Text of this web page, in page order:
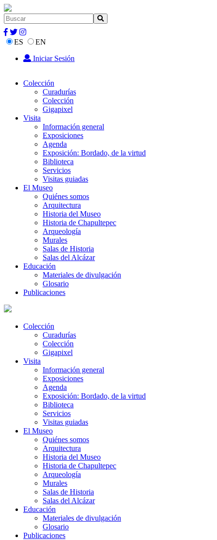
ES
EN
Iniciar Sesión
Colección
Curadurías
Colección
Gigapixel
Visita
Información general
Exposiciones
Agenda
Exposición: Bordado, de la virtud
Biblioteca
Servicios
Visitas guiadas
El Museo
Quiénes somos
Arquitectura
Historia del Museo
Historia de Chapultepec
Arqueología
Murales
Salas de Historia
Salas del Alcázar
Educación
Materiales de divulgación
Glosario
Publicaciones
Colección
Curadurías
Colección
Gigapixel
Visita
Información general
Exposiciones
Agenda
Exposición: Bordado, de la virtud
Biblioteca
Servicios
Visitas guiadas
El Museo
Quiénes somos
Arquitectura
Historia del Museo
Historia de Chapultepec
Arqueología
Murales
Salas de Historia
Salas del Alcázar
Educación
Materiales de divulgación
Glosario
Publicaciones